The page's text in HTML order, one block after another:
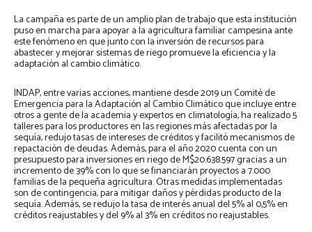
La campaña es parte de un amplio plan de trabajo que esta institución
puso en marcha para apoyar a la agricultura familiar campesina ante
este fenómeno en que junto con la inversión de recursos para
abastecer y mejorar sistemas de riego promueve la eficiencia y la
adaptación al cambio climático.
INDAP, entre varias acciones, mantiene desde 2019 un Comité de
Emergencia para la Adaptación al Cambio Climático que incluye entre
otros a gente de la academia y expertos en climatología, ha realizado 5
talleres para los productores en las regiones más afectadas por la
sequía, redujo tasas de intereses de créditos y facilitó mecanismos de
repactación de deudas. Además, para el año 2020 cuenta con un
presupuesto para inversiones en riego de M$20.638.597 gracias a un
incremento de 39% con lo que se financiarán proyectos a 7.000
familias de la pequeña agricultura. Otras medidas implementadas
son de contingencia, para mitigar daños y pérdidas producto de la
sequía. Además, se redujo la tasa de interés anual del 5% al 0,5% en
créditos reajustables y del 9% al 3% en créditos no reajustables.